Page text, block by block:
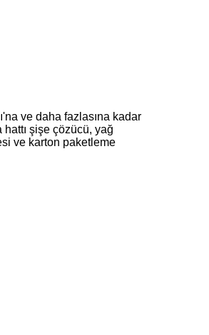
ve daha fazlasına kadar
şişe çözücü, yağ
ve karton paketleme